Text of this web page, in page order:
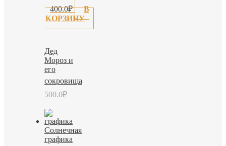
400.0₽
В
КОРЗИНУ
Дед
Мороз и
его
сокровища
500.0₽
Солнечная
графика